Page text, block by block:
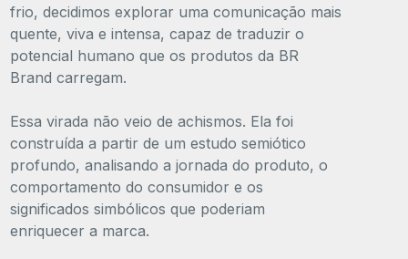
frio, decidimos explorar uma comunicação mais
quente, viva e intensa, capaz de traduzir o
potencial humano que os produtos da BR
Brand carregam.
Essa virada não veio de achismos. Ela foi
construída a partir de um estudo semiótico
profundo, analisando a jornada do produto, o
comportamento do consumidor e os
significados simbólicos que poderiam
enriquecer a marca.